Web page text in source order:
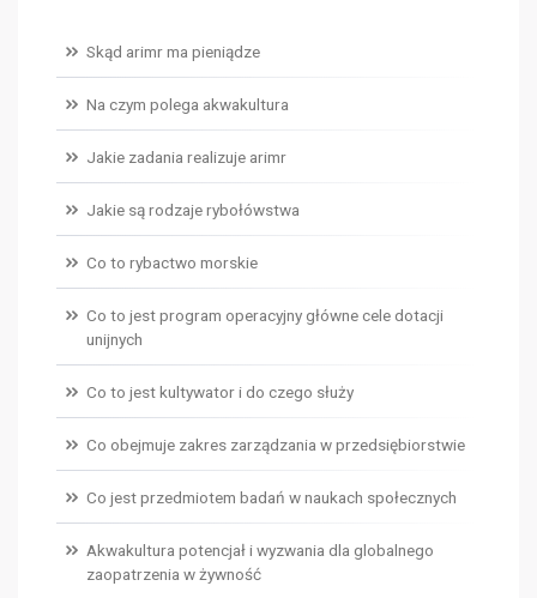
Skąd arimr ma pieniądze
Na czym polega akwakultura
Jakie zadania realizuje arimr
Jakie są rodzaje rybołówstwa
Co to rybactwo morskie
Co to jest program operacyjny główne cele dotacji
unijnych
Co to jest kultywator i do czego służy
Co obejmuje zakres zarządzania w przedsiębiorstwie
Co jest przedmiotem badań w naukach społecznych
Akwakultura potencjał i wyzwania dla globalnego
zaopatrzenia w żywność